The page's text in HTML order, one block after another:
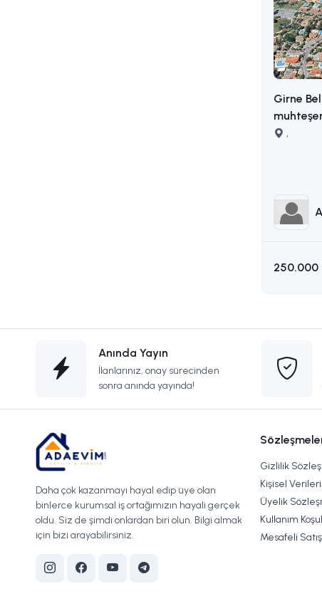
Girne
,
250.000
Anında Yayın
İlanlarınız, onay sürecinden
sonra anında yayında!
Daha çok kazanmayı hayal edip üye olan
binlerce kurumsal iş ortağımızın hayali gerçek
oldu. Siz de şimdi onlardan biri olun. Bilgi almak
için bizi arayabilirsiniz.
Gizlilik
Kişisel
Üyelik
Kullanım
Mesafeli